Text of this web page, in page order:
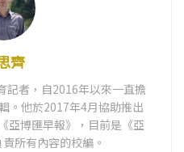
齊
記者，自2016年以來一直擔
。他於2017年4月協助推出
亞博匯早報》，目前是《亞
所有內容的校編。